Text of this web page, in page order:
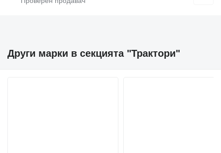
Други марки в секцията "Трактори"